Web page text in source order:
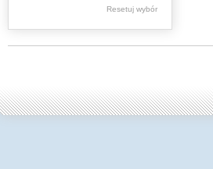
Dziedzictwo kulturowe -
Ministerstwa Oświaty,
Resetuj wybór